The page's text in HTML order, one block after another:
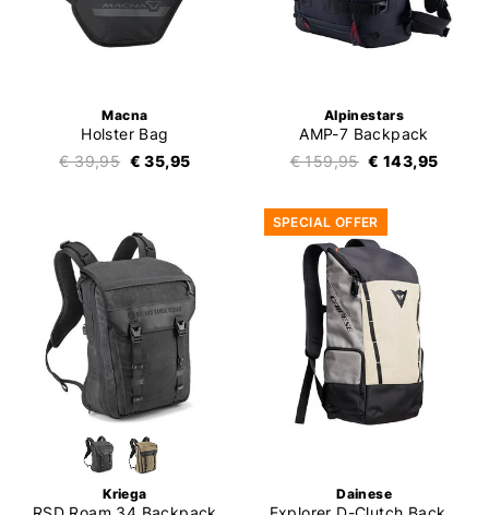
Macna
Holster Bag
€ 39,95 € 35,95
Alpinestars
AMP-7 Backpack
€ 159,95 € 143,95
Kriega
SPECIAL OFFER
Dainese